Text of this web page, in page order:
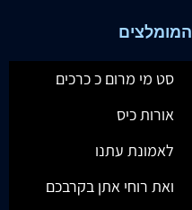
המומלצים
סט מי מרום כ כרכים
אורות כיס
לאמונת עתנו
ואת רוחי אתן בקרבכם